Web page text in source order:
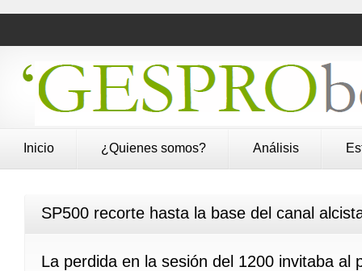
Inicio ¿Quienes somos? Análisis
SP500 recorte hasta la base del canal
La perdida en la sesión del 1200 invitaba al